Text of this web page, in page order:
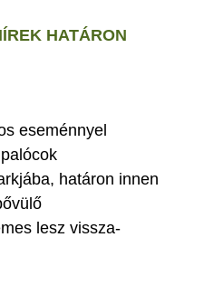
HATÁRON
eseménnyel
határon innen
lesz vissza-